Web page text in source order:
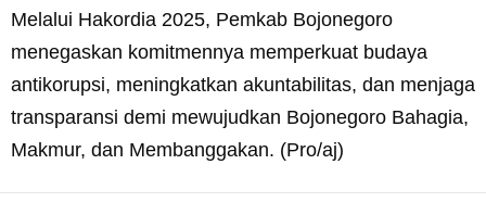
Melalui Hakordia 2025, Pemkab Bojonegoro
menegaskan komitmennya memperkuat budaya
antikorupsi, meningkatkan akuntabilitas, dan menjaga
transparansi demi mewujudkan Bojonegoro Bahagia,
Makmur, dan Membanggakan. (Pro/aj)